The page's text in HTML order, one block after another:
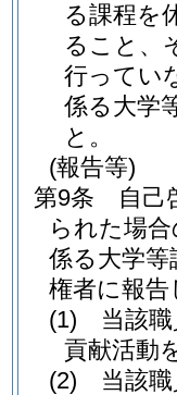
る課程を
ること、
行ってい
係る大学
と。
(報告等)
第9条
自己
られた場
係る大学
権者に報
(1)
当該
貢献活動
(2)
当該